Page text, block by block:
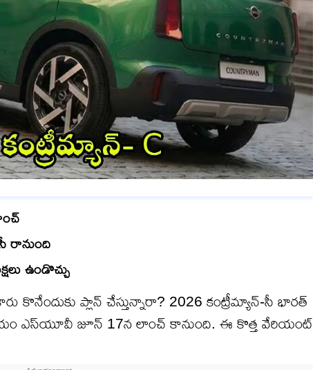
రానుంది
ఉండొచ్చు
కొనేందుకు ప్లాన్ చేస్తున్నారా? 2026 కంట్రీమ్యాన్-సీ భారత్
ఎస్‌యూవీ జూన్ 17న లాంచ్ కానుంది. ఈ కొత్త వేరియంట్